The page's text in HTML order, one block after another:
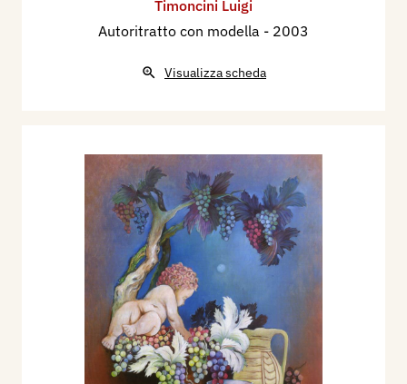
Timoncini Luigi
Autoritratto con modella - 2003
Visualizza scheda